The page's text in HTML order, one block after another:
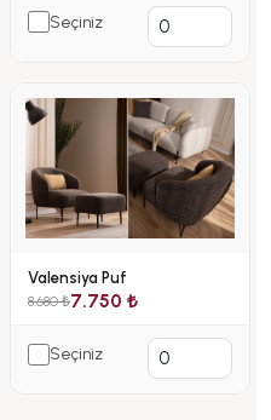
Seçiniz
Valensiya Puf
8.680 ₺7.750 ₺
Seçiniz